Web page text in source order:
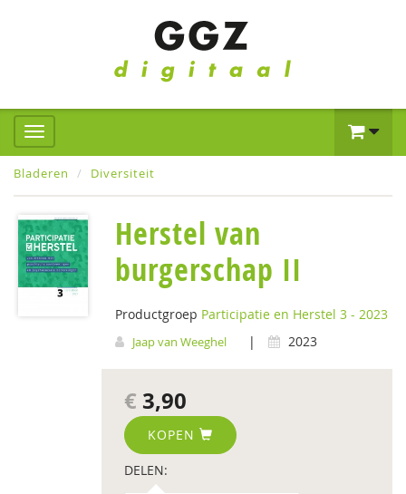
Bladeren Diversiteit
Herstel van
burgerschap II
Productgroep Participatie en Herstel 3 - 2023
Jaap van Weeghel | 2023
€ 3,90
KOPEN
DELEN: